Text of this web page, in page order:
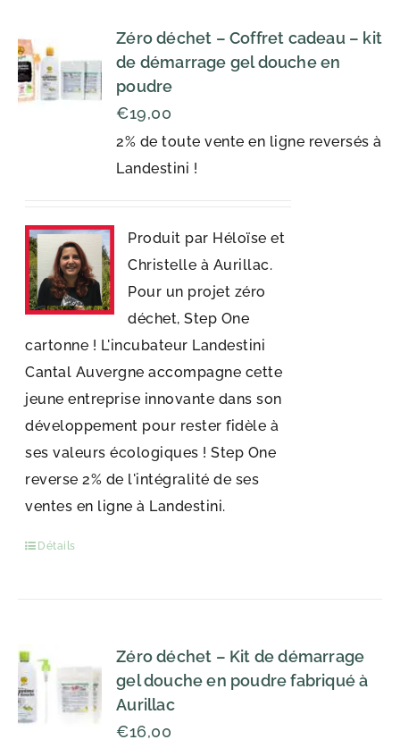
Zéro déchet – Coffret cadeau – kit
de démarrage gel douche en
poudre
2% de toute vente en ligne reversés à
Landestini !
€19,00
Produit par Héloïse et
Christelle à Aurillac.
Pour un projet zéro
déchet, Step One
cartonne ! L'incubateur Landestini
Cantal Auvergne accompagne cette
jeune entreprise innovante dans son
développement pour rester fidèle à
ses valeurs écologiques ! Step One
reverse 2% de l'intégralité de ses
ventes en ligne à Landestini.
Détails
Zéro déchet – Kit de démarrage
gel douche en poudre fabriqué à
Aurillac
€16,00